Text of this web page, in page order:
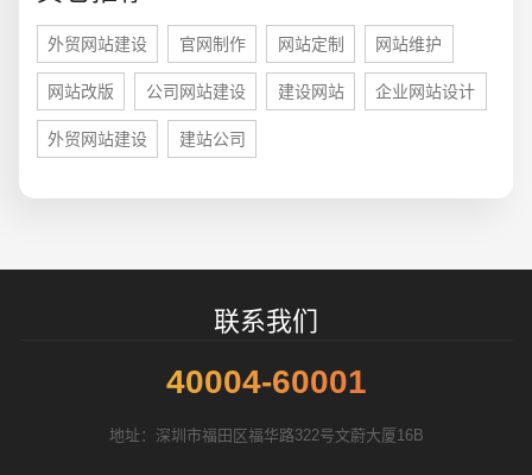
外贸网站建设 官网制作 网站定制 网站维护
网站改版 公司网站建设 建设网站 企业网站设计
外贸网站建设 建站公司
联系我们
40004-60001
地址：深圳市福田区福华路322号文蔚大厦16B
招标项目